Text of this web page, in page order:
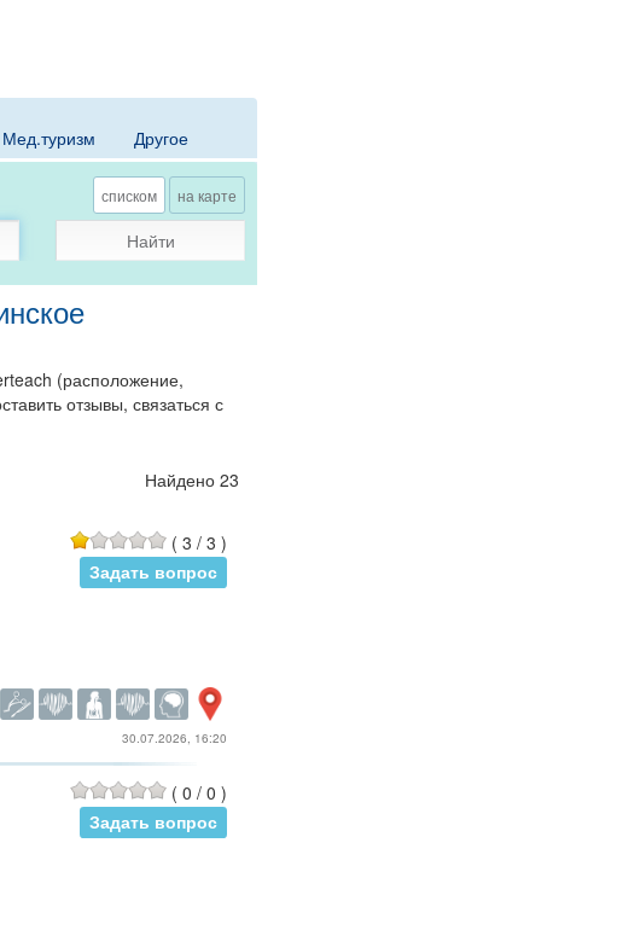
Мед.туризм Другое
списком на карте
Найти
(расположение,
отзывы, связаться с
Найдено 23
( 3 / 3 )
Задать вопрос
30.07.2026, 16:20
( 0 / 0 )
Задать вопрос